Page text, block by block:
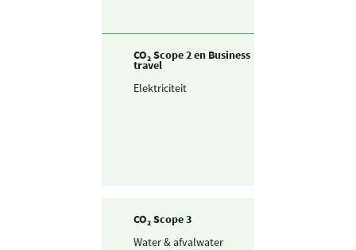
CO₂ Scope 2 en Business
travel
Elektriciteit
CO₂ Scope 3
Water & afvalwater